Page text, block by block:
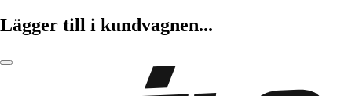
Lägger till i kundvagnen...